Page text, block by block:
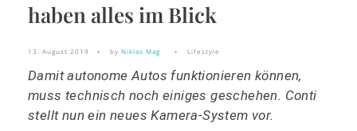
haben alles im Blick
13. August 2019 by Niklas Mag Lifestyle
Damit autonome Autos funktionieren können,
muss technisch noch einiges geschehen. Conti
stellt nun ein neues Kamera-System vor.